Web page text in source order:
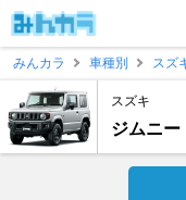
みんカラ
車種別 スズ
スズキ
ジムニー